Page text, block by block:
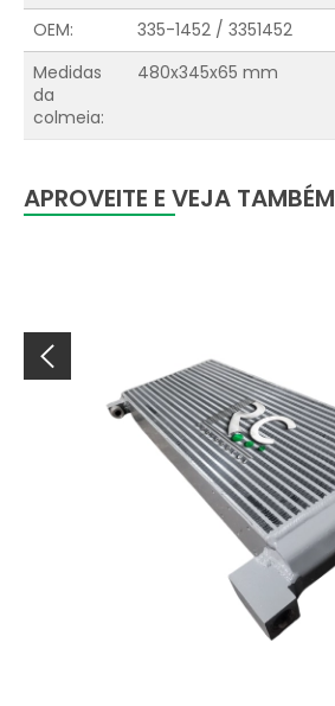
OEM:
335-1452 / 3351452
Medidas
da
colmeia:
480x345x65 mm
APROVEITE E VEJA TAMBÉM